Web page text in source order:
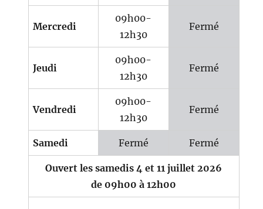
Mercredi
09h00-
12h30
Fermé
Jeudi
09h00-
12h30
Fermé
Vendredi
09h00-
12h30
Fermé
Samedi Fermé Fermé
Ouvert les samedis 4 et 11 juillet 2026
de 09h00 à 12h00